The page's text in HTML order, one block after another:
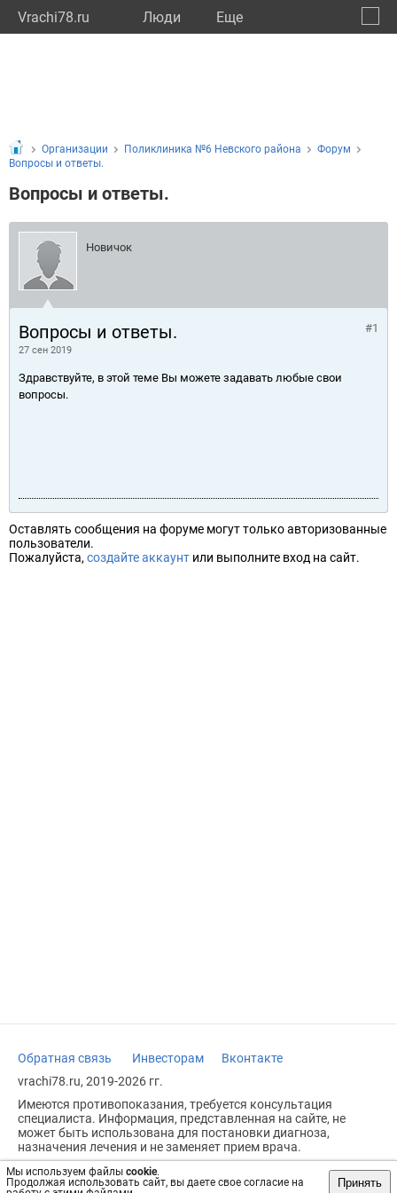
Vrachi78.ru Люди Eще
Мы используем файлы cookie.
Продолжая использовать сайт, вы даете свое согласие на
Принять
Организации Поликлиника №6 Невского района
Форум
Вопросы и ответы.
Вопросы и ответы.
Новичок
Вопросы и ответы.
27 сен 2019
#1
Здравствуйте, в этой теме Вы можете задавать любые свои
вопросы.
Оставлять сообщения на форуме могут только авторизованные
пользователи.
Пожалуйста, создайте аккаунт или выполните вход на сайт.
Обратная связь Инвесторам
Вконтакте
vrachi78.ru, 2019-2026 гг.
Имеются противопоказания, требуется консультация
специалиста. Информация, представленная на сайте, не
может быть использована для постановки диагноза,
назначения лечения и не заменяет прием врача.
Возрастное ограничение: 18+